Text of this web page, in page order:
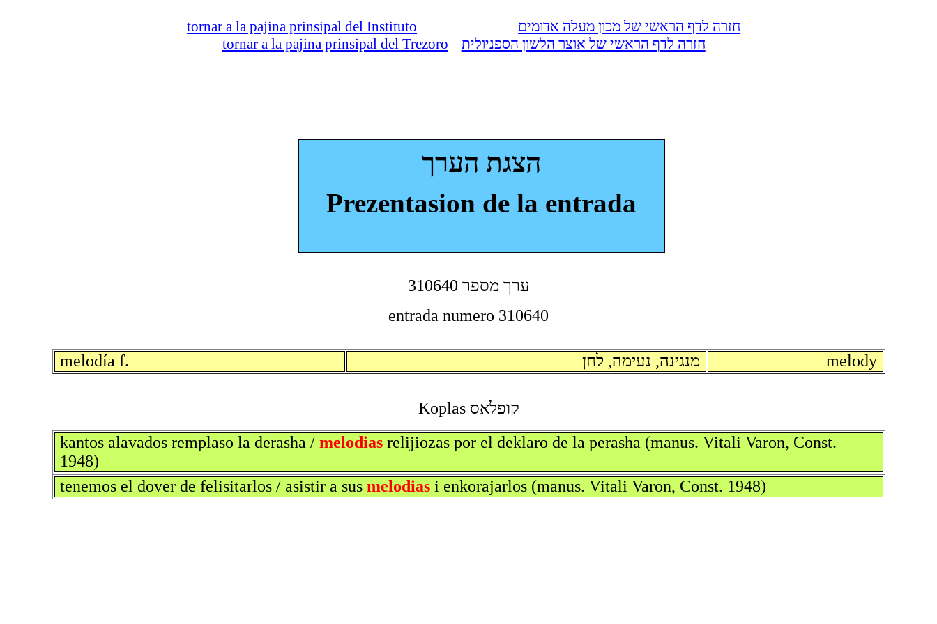
חזרה לדף הראשי של מכון מעלה אדומים
tornar a la pajina prinsipal del Instituto
חזרה לדף הראשי של אוצר הלשון הספניולית
tornar a la pajina prinsipal del Trezoro
הצגת הערך
Prezentasion de la entrada
310640 ערך מספר
entrada numero 310640
melodía f. מנגינה, נעימה, לחן melody
קופלאס Koplas
kantos alavados remplaso la derasha /melodias relijiozas por el deklaro de la perasha (manus. Vitali Varon, Const.
1948)
tenemos el dover de felisitarlos / asistir a susmelodias i enkorajarlos (manus. Vitali Varon, Const. 1948)